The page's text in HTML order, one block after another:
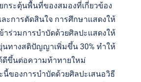
กระตุ้นพื้นที่ของสมองที่เกี่ยวข้อง
ะการตัดสินใจ การศึกษาแสดงให้
าร่วมการบำบัดด้วยศิลปะแสดงให้
นทางสติปัญญาเพิ่มขึ้น 30% ทำให้
ดีขึ้นต่อความท้าทายใหม่
ของการบำบัดด้วยศิลปะเสนอวิธี